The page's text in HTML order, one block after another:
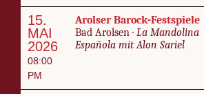
15.
MAI
2026
08:00
PM
Arolser Barock-Fest­spiele
Bad Arolsen · La Man­dolina
Es­paño­la mit Alon Sariel